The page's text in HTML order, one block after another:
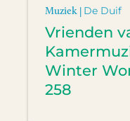
Muziek | De Duif
Vrienden
Winter
258